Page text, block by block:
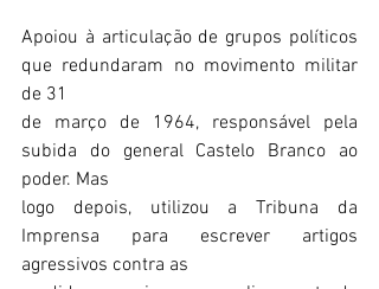
Apoiou à articulação de grupos políticos
que redundaram no movimento militar
de 31
de março de 1964, responsável pela
subida do general Castelo Branco ao
poder. Mas
logo depois, utilizou a Tribuna da
Imprensa para escrever artigos
agressivos contra as